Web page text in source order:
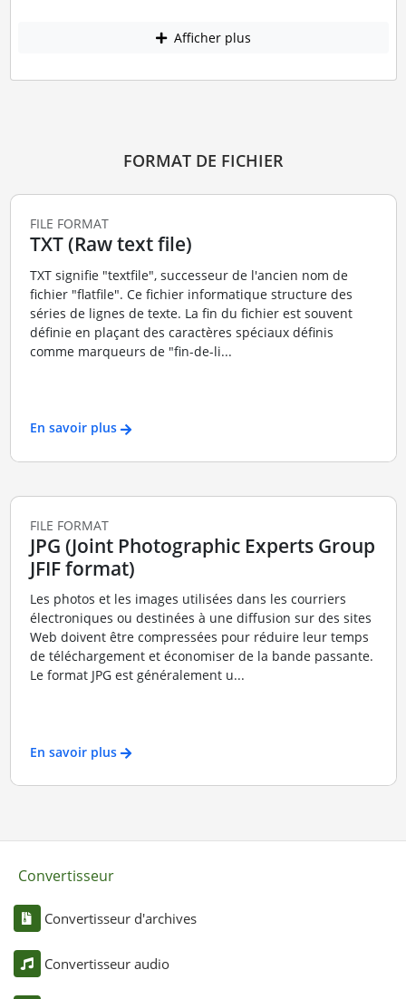
Afficher plus
FORMAT DE FICHIER
FILE FORMAT
TXT (Raw text file)
TXT signifie "textfile", successeur de l'ancien nom de
fichier "flatfile". Ce fichier informatique structure des
séries de lignes de texte. La fin du fichier est souvent
définie en plaçant des caractères spéciaux définis
comme marqueurs de "fin-de-li...
En savoir plus
FILE FORMAT
JPG (Joint Photographic Experts Group
JFIF format)
Les photos et les images utilisées dans les courriers
électroniques ou destinées à une diffusion sur des sites
Web doivent être compressées pour réduire leur temps
de téléchargement et économiser de la bande passante.
Le format JPG est généralement u...
En savoir plus
Convertisseur
Convertisseur d'archives
Convertisseur audio